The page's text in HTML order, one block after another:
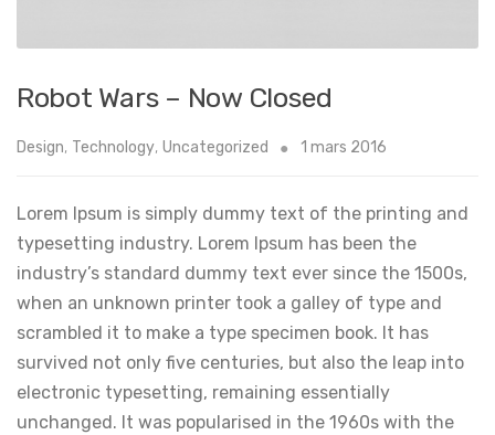
Robot Wars – Now Closed
Design, Technology, Uncategorized 1 mars 2016
Lorem Ipsum is simply dummy text of the printing and
typesetting industry. Lorem Ipsum has been the
industry’s standard dummy text ever since the 1500s,
when an unknown printer took a galley of type and
scrambled it to make a type specimen book. It has
survived not only five centuries, but also the leap into
electronic typesetting, remaining essentially
unchanged. It was popularised in the 1960s with the